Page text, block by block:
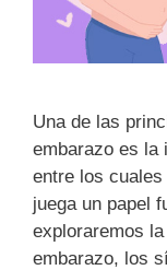
Una de las
embarazo es la
entre los
juega un papel
exploraremos
embarazo, los